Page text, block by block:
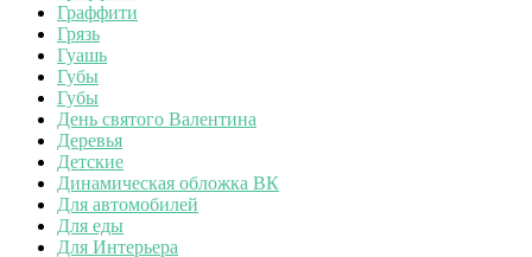
Граффити
Грязь
Гуашь
Губы
Губы
День святого Валентина
Деревья
Детские
Динамическая обложка ВК
Для автомобилей
Для еды
Для Интерьера